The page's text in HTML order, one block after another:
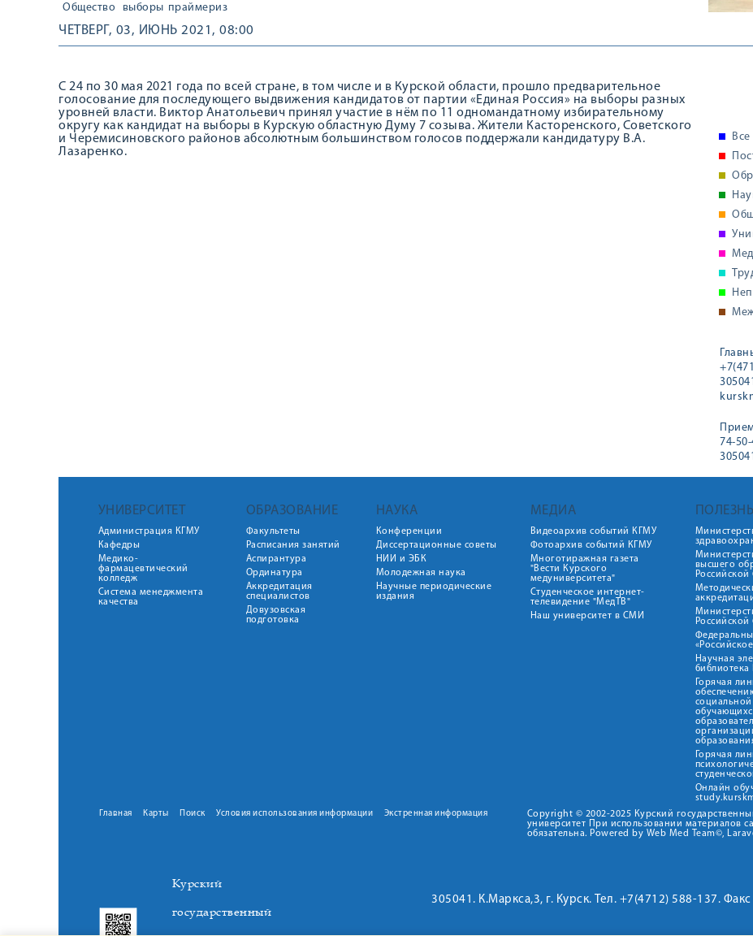
Общество выборы праймериз
ЧЕТВЕРГ, 03, ИЮНЬ 2021, 08:00
С 24 по 30 мая 2021 года по всей стране, в том числе и в Курской области, прошло предварительное
голосование для последующего выдвижения кандидатов от партии «Единая Россия» на выборы разных
уровней власти. Виктор Анатольевич принял участие в нём по 11 одномандатному избирательному
округу как кандидат на выборы в Курскую областную Думу 7 созыва. Жители Касторенского, Советского
и Черемисиновского районов абсолютным большинством голосов поддержали кандидатуру В.А.
Лазаренко.
Все
74-
УНИВЕРСИТЕТ
Администрация КГМУ
Кафедры
Медико-
фармацевтический
колледж
Система менеджмента
качества
ОБРАЗОВАНИЕ
Факультеты
Расписания занятий
Аспирантура
Ординатура
Аккредитация
специалистов
Довузовская
подготовка
НАУКА
Конференции
Диссертационные советы
НИИ и ЭБК
Молодежная наука
Научные периодические
издания
МЕДИА
Видеоархив событий КГМУ
Фотоархив событий КГМУ
Многотиражная газета
"Вести Курского
медуниверситета"
Студенческое интернет-
телевидение "МедТВ"
Наш университет в СМИ
высшего
Научная
библиотека
Горячая
Горячая
Онлайн
Главная Карты Поиск Условия использования информации Экстренная информация
Copyright © 2002-2025 Курский
университет При использовании материалов
обязательна. Powered by Web Med Team©,
Курский
государственный
305041. К.Маркса,3, г. Курск. Тел. +7(4712) 588-137.